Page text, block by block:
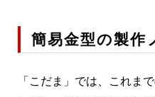
簡易金型の製作
「こだま」では、これま